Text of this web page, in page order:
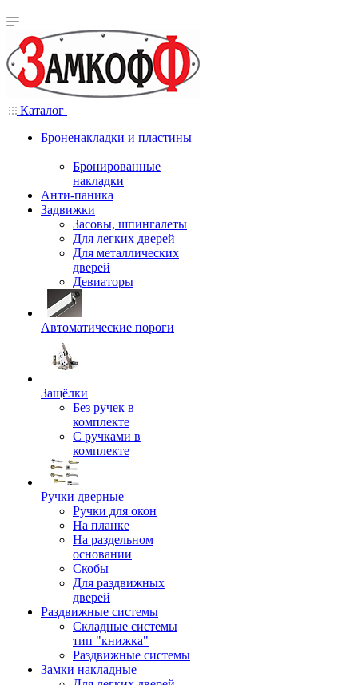
Каталог
Броненакладки и пластины
Бронированные
накладки
Анти-паника
Задвижки
Засовы, шпингалеты
Для легких дверей
Для металлических
дверей
Девиаторы
Автоматические пороги
Защёлки
Без ручек в
комплекте
С ручками в
комплекте
Ручки дверные
Ручки для окон
На планке
На раздельном
основании
Скобы
Для раздвижных
дверей
Раздвижные системы
Складные системы
тип "книжка"
Раздвижные системы
Замки накладные